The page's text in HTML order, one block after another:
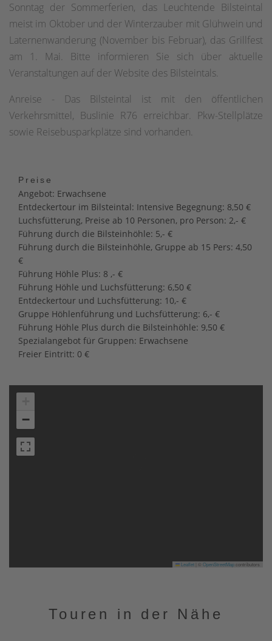
Sonntag der Sommerferien, das Leuchtende Bilsteintal
meist im Oktober und der Winterzauber mit Glühwein und
Laternenwanderung (November bis Februar), das Grillfest
am 1. Mai. Bitte informieren Sie sich über aktuelle
Veranstaltungen auf der Website des Bilsteintals.
Anreise - Das Bilsteintal ist mit den öffentlichen
Verkehrsmittel, Buslinie R76 erreichbar. Pkw-Stellplätze
sowie Reisebusparkplätze sind vorhanden.
Preise
Angebot: Erwachsene
Entdeckertour im Bilsteintal: Intensive Begegnung: 8,50 €
Luchsfütterung, Preise ab 10 Personen, pro Person: 2,- €
Führung durch die Bilsteinhöhle: 5,- €
Führung durch die Bilsteinhöhle, Gruppe ab 15 Pers: 4,50
€
Führung Höhle Plus: 8 ,- €
Führung Höhle und Luchsfütterung: 6,50 €
Entdeckertour und Luchsfütterung: 10,- €
Gruppe Höhlenführung und Luchsfütterung: 6,- €
Führung Höhle Plus durch die Bilsteinhöhle: 9,50 €
Spezialangebot für Gruppen: Erwachsene
Freier Eintritt: 0 €
−
Leaflet OpenStreetMapcontributors
Touren in der Nähe